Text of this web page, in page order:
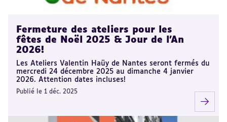
Fermeture des ateliers pour les
fêtes de Noël 2025 & Jour de l'An
2026!
Les Ateliers Valentin Haüy de Nantes seront fermés du
mercredi 24 décembre 2025 au dimanche 4 janvier
2026. Attention dates incluses!
Publié le 1 déc. 2025